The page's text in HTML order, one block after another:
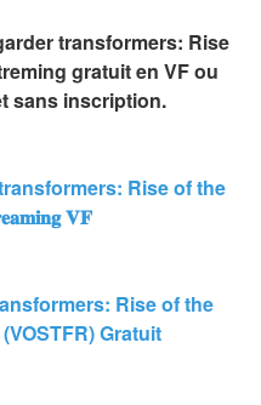
transformers: Rise
gratuit en VF ou
sans inscription.
Rise of the
𝐕𝐅
Rise of the
Gratuit